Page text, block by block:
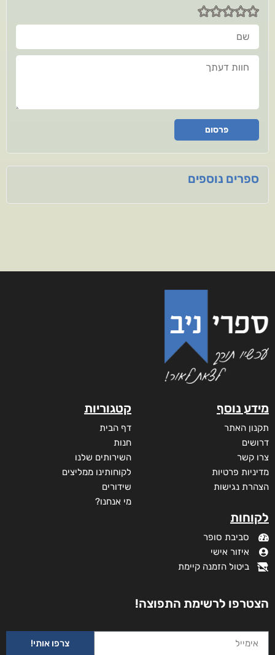
שם
חוות דעתך
פרסום
ספרים נוספים
מידע נוסף
תקנון האתר
דרושים
צרו קשר
מדיניות פרטיות
הצהרת נגישות
לקוחות
סביבת סופר
איזור אישי
ביטול הזמנה קיימת
קטגוריות
דף הבית
חנות
השירותים שלנו
לקוחותינו ממליצים
שידורים
מי אנחנו?
הצטרפו לרשימת התפוצה!
צרפו אותי!